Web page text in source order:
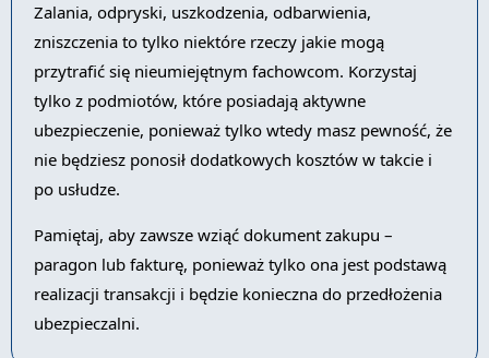
Zalania, odpryski, uszkodzenia, odbarwienia,
zniszczenia to tylko niektóre rzeczy jakie mogą
przytrafić się nieumiejętnym fachowcom. Korzystaj
tylko z podmiotów, które posiadają aktywne
ubezpieczenie, ponieważ tylko wtedy masz pewność, że
nie będziesz ponosił dodatkowych kosztów w takcie i
po usłudze.
Pamiętaj, aby zawsze wziąć dokument zakupu –
paragon lub fakturę, ponieważ tylko ona jest podstawą
realizacji transakcji i będzie konieczna do przedłożenia
ubezpieczalni.